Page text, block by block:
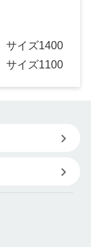
サイズ1400
サイズ1100